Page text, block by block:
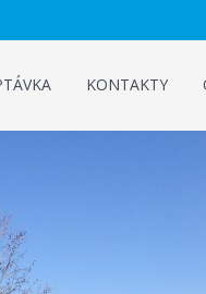
KONTAKTY